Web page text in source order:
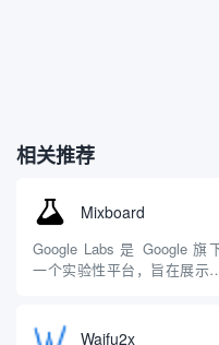
相关推荐
Mixboard
Google Labs 是 Google 旗
一个实验性平台，旨在展示
术。Mixboard 是 Labs 中的一
Waifu2x